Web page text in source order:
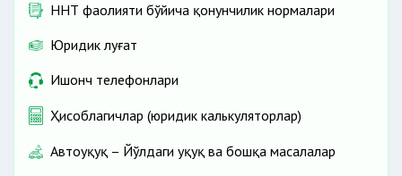
ННТ фаолияти бўйича қонунчилик нормалари
Юридик луғат
Ишонч телефонлари
Ҳисоблагичлар (юридик калькуляторлар)
Автоҳуқуқ – Йўлдаги ҳуқуқ ва бошқа масалалар